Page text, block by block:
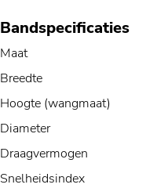
Bandspecificaties
Maat
Breedte
Hoogte (wangmaat)
Diameter
Draagvermogen
Snelheidsindex